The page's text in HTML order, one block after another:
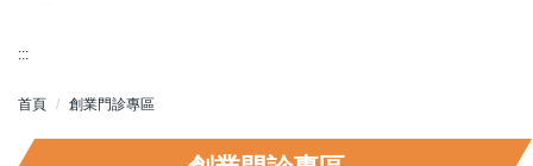
:::
首頁 創業門診專區